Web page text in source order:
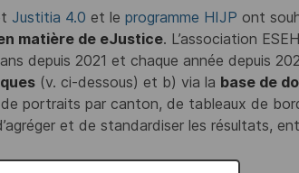
Justitia 4.0 et le programme HIJP ont
matière de eJustice. L’association
depuis 2021 et chaque année depuis
(v. ci-dessous) et b) via la base de
portraits par canton, de tableaux de
et de standardiser les résultats,